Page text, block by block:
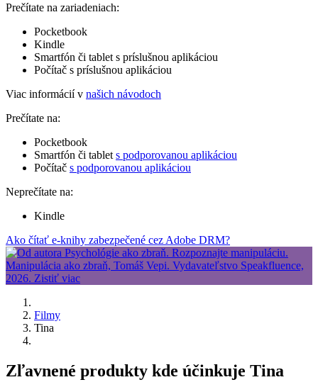
Prečítate na zariadeniach:
Pocketbook
Kindle
Smartfón či tablet s príslušnou aplikáciou
Počítač s príslušnou aplikáciou
Viac informácií v našich návodoch
Prečítate na:
Pocketbook
Smartfón či tablet s podporovanou aplikáciou
Počítač s podporovanou aplikáciou
Neprečítate na:
Kindle
Ako čítať e-knihy zabezpečené cez Adobe DRM?
Filmy
Tina
Zľavnené produkty kde účinkuje Tina